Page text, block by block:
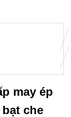
may ép
che